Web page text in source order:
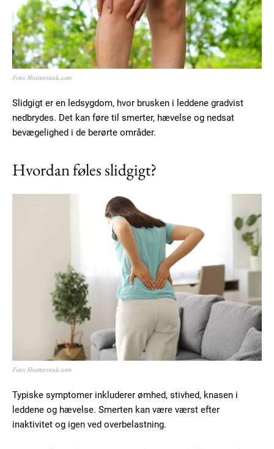
Foto: Shutterstock.com
Slidgigt er en ledsygdom, hvor brusken i leddene gradvist
nedbrydes. Det kan føre til smerter, hævelse og nedsat
bevægelighed i de berørte områder.
Hvordan føles slidgigt?
Foto: Shutterstock.com
Typiske symptomer inkluderer ømhed, stivhed, knasen i
leddene og hævelse. Smerten kan være værst efter
inaktivitet og igen ved overbelastning.